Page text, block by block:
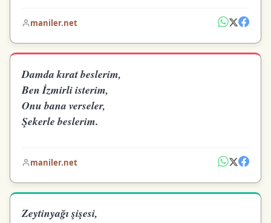
maniler.net
Damda kırat beslerim,
Ben İzmirli isterim,
Onu bana verseler,
Şekerle beslerim.
maniler.net
Zeytinyağı şişesi,